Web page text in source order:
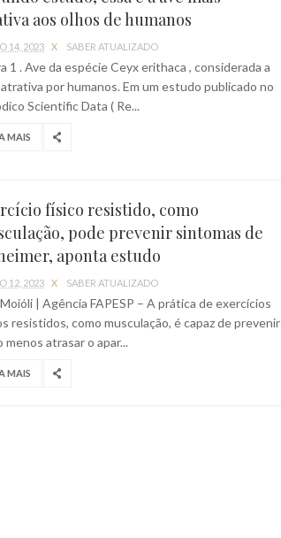
aos olhos de humanos
14, 2023 X SABER ATUALIZADO
1 . Ave da espécie Ceyx erithaca , considerada a
por humanos. Em um estudo publicado no
Scientific Data ( Re...
MAIS
físico resistido, como
pode prevenir sintomas de
aponta estudo
12, 2023 X SABER ATUALIZADO
Moióli | Agência FAPESP – A prática de exercícios
resistidos, como musculação, é capaz de prevenir
menos atrasar o apar...
MAIS